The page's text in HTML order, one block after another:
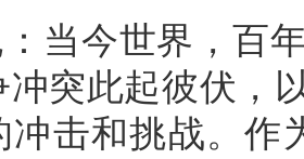
当今世界，百
冲突此起彼伏，
冲击和挑战。作